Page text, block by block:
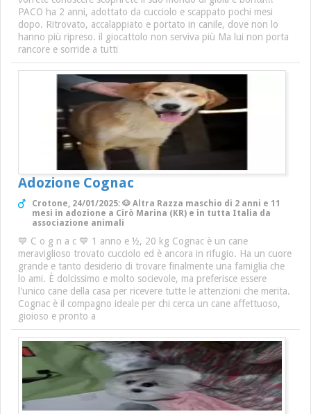
PACO ha 2 anni, adottato da cucciolo e scappato pochi mesi
dopo. Ritrovato, accalappiato e portato in canile, dove non lo
hanno più ripreso. il giocattolo non serviva più Ma lui non porta
rancore e sorride a tutti
Adozione Cognac
Crotone, 24/01/2025: 🐶 Altra Razza maschio di 2 anni e 11
mesi in adozione a Cirò Marina (KR) e in tutta Italia da
associazione animali
💙 C o g n a c 💙 1 anno e ½, 20 kg Cognac è un cane
meraviglioso trovato cucciolo ed è ancora in rifugio. Ha un cuore
grande e tanto desiderio di trovare finalmente una famiglia che
lo ami. È dolcissimo e molto socievole, ma preferisce essere
l'unico cane della casa per ricevere tutte le attenzioni che merita.
Cognac è il compagno ideale per chi cerca un cane affettuoso,
gioioso e pronto a